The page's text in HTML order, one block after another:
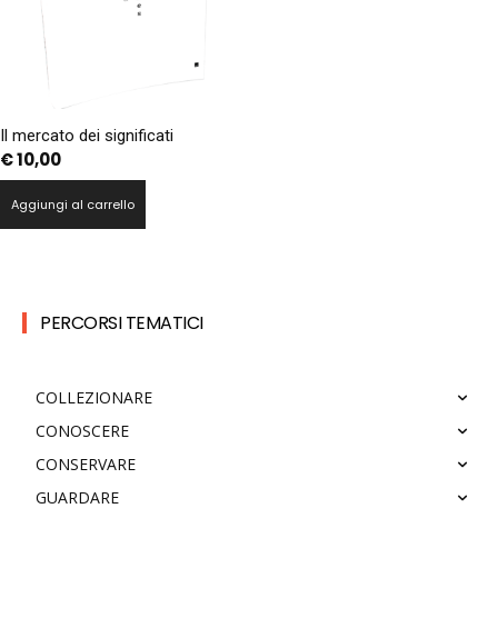
Il mercato dei significati
€10,00
Aggiungi al carrello
PERCORSI TEMATICI
COLLEZIONARE
CONOSCERE
CONSERVARE
GUARDARE